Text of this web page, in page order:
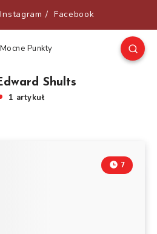
Instagram / Facebook
Shults
1 artykuł
7